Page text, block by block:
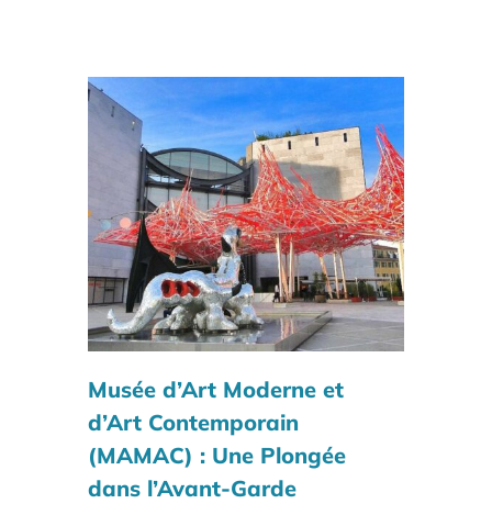
Musée d’Art Moderne et
d’Art Contemporain
(MAMAC) : Une Plongée
dans l’Avant-Garde